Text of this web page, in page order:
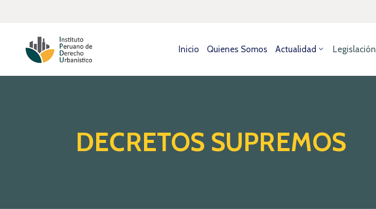
Inicio Quienes Somos Actualidad Legislación
DECRETOS SUPREMOS